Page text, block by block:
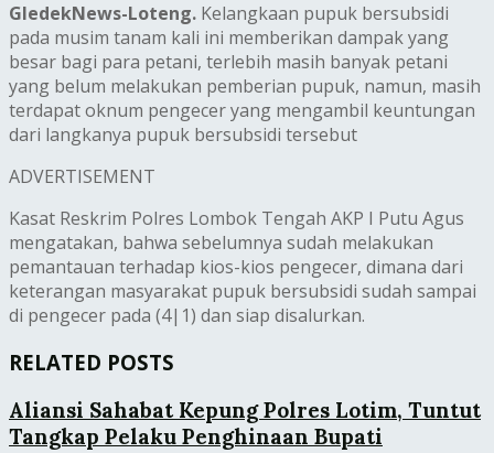
GledekNews-Loteng. Kelangkaan pupuk bersubsidi
pada musim tanam kali ini memberikan dampak yang
besar bagi para petani, terlebih masih banyak petani
yang belum melakukan pemberian pupuk, namun, masih
terdapat oknum pengecer yang mengambil keuntungan
dari langkanya pupuk bersubsidi tersebut
ADVERTISEMENT
Kasat Reskrim Polres Lombok Tengah AKP I Putu Agus
mengatakan, bahwa sebelumnya sudah melakukan
pemantauan terhadap kios-kios pengecer, dimana dari
keterangan masyarakat pupuk bersubsidi sudah sampai
di pengecer pada (4|1) dan siap disalurkan.
RELATED POSTS
Aliansi Sahabat Kepung Polres Lotim, Tuntut
Tangkap Pelaku Penghinaan Bupati